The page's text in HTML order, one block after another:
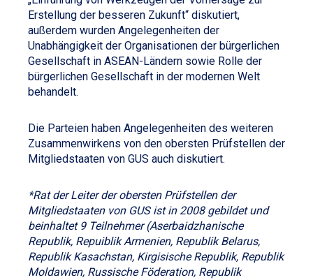
Erstellung der besseren Zukunft“ diskutiert,
außerdem wurden Angelegenheiten der
Unabhängigkeit der Organisationen der bürgerlichen
Gesellschaft in ASEAN-Ländern sowie Rolle der
bürgerlichen Gesellschaft in der modernen Welt
behandelt.
Die Parteien haben Angelegenheiten des weiteren
Zusammenwirkens von den obersten Prüfstellen der
Mitgliedstaaten von GUS auch diskutiert.
*Rat der Leiter der obersten Prüfstellen der
Mitgliedstaaten von GUS ist in 2008 gebildet und
beinhaltet 9 Teilnehmer (Aserbaidzhanische
Republik, Repuiblik Armenien, Republik Belarus,
Republik Kasachstan, Kirgisische Republik, Republik
Moldawien, Russische Föderation, Republik